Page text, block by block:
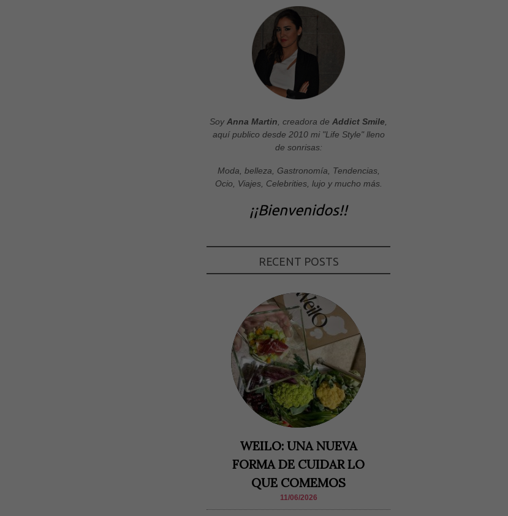
SoyAnna Martin , creadora de Addict Smile
aquí publico desde 2010 mi "Life Style" lleno
de sonrisas:
Moda, belleza, Gastronomía, Tendencias,
Ocio, Viajes, Celebrities, lujo y mucho más.
¡¡Bienvenidos!!
RECENT POSTS
WEILO: UNA NUEVA
FORMA DE CUIDAR LO
QUE COMEMOS
11/06/2026